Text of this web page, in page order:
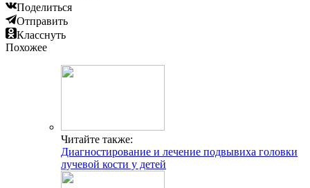
Поделиться
Отправить
Класснуть
Похожее
Читайте также:
Диагностирование и лечение подвывиха головки
лучевой кости у детей